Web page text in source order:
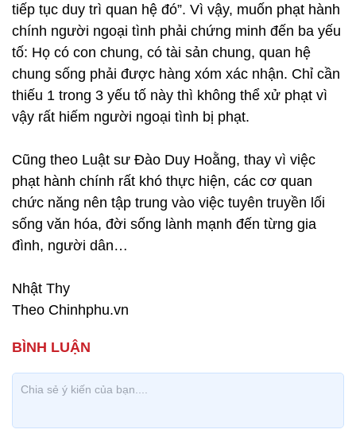
tiếp tục duy trì quan hệ đó”. Vì vậy, muốn phạt hành
chính người ngoại tình phải chứng minh đến ba yếu
tố: Họ có con chung, có tài sản chung, quan hệ
chung sống phải được hàng xóm xác nhận. Chỉ cần
thiếu 1 trong 3 yếu tố này thì không thể xử phạt vì
vậy rất hiếm người ngoại tình bị phạt.
Cũng theo Luật sư Đào Duy Hoằng, thay vì việc
phạt hành chính rất khó thực hiện, các cơ quan
chức năng nên tập trung vào việc tuyên truyền lối
sống văn hóa, đời sống lành mạnh đến từng gia
đình, người dân…
Nhật Thy
Theo Chinhphu.vn